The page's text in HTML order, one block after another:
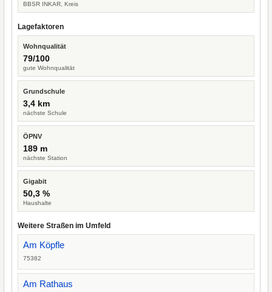
BBSR INKAR, Kreis
Lagefaktoren
Wohnqualität
79/100
gute Wohnqualität
Grundschule
3,4 km
nächste Schule
ÖPNV
189 m
nächste Station
Gigabit
50,3 %
Haushalte
Weitere Straßen im Umfeld
Am Köpfle
75382
Am Rathaus